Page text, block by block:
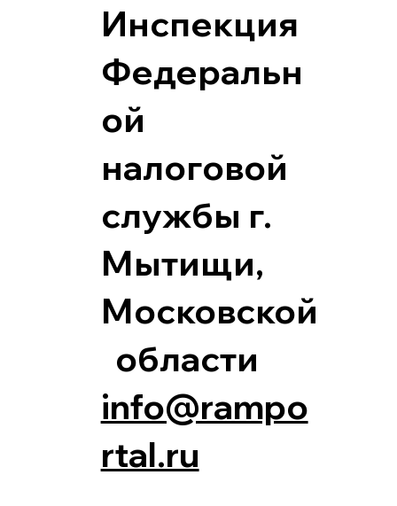
Инспекция
Федеральн
ой
налоговой
службы г.
Мытищи,
Московской
области
info@rampo
rtal.ru